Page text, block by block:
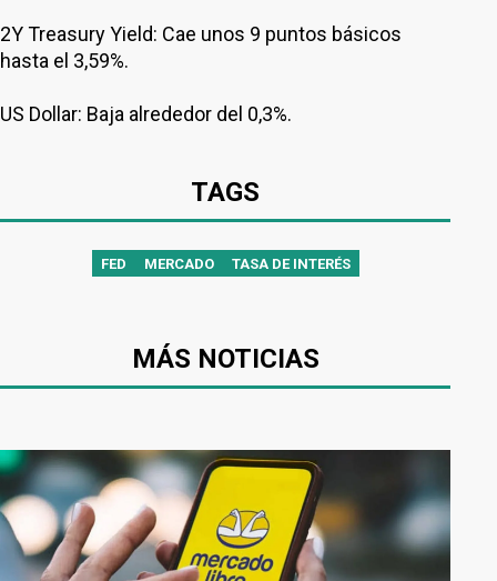
2Y Treasury Yield: Cae unos 9 puntos básicos
hasta el 3,59%.
US Dollar: Baja alrededor del 0,3%.
TAGS
FED MERCADO TASA DE INTERÉS
MÁS NOTICIAS